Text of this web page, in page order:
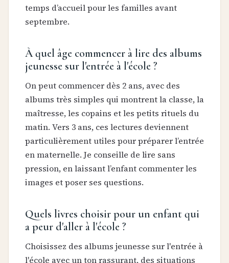
temps d’accueil pour les familles avant
septembre.
À quel âge commencer à lire des albums
jeunesse sur l'entrée à l'école ?
On peut commencer dès 2 ans, avec des
albums très simples qui montrent la classe, la
maîtresse, les copains et les petits rituels du
matin. Vers 3 ans, ces lectures deviennent
particulièrement utiles pour préparer l’entrée
en maternelle. Je conseille de lire sans
pression, en laissant l’enfant commenter les
images et poser ses questions.
Quels livres choisir pour un enfant qui
a peur d'aller à l'école ?
Choisissez des albums jeunesse sur l'entrée à
l'école avec un ton rassurant, des situations